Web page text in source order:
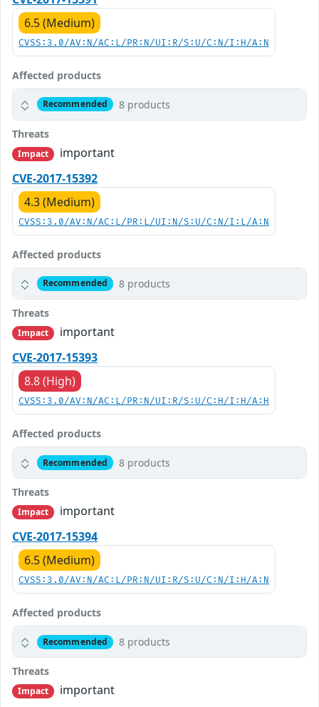
6.5 (Medium)
CVSS:3.0/AV:N/AC:L/PR:N/UI:R/S:U/C:N/I:H/A:N
Affected products
Recommended 8 products
Threats
Impact
important
CVE-2017-15392
4.3 (Medium)
CVSS:3.0/AV:N/AC:L/PR:L/UI:N/S:U/C:N/I:L/A:N
Affected products
Recommended 8 products
Threats
Impact
important
CVE-2017-15393
8.8 (High)
CVSS:3.0/AV:N/AC:L/PR:N/UI:R/S:U/C:H/I:H/A:H
Affected products
Recommended 8 products
Threats
Impact
important
CVE-2017-15394
6.5 (Medium)
CVSS:3.0/AV:N/AC:L/PR:N/UI:R/S:U/C:N/I:H/A:N
Affected products
Recommended 8 products
Threats
Impact
important